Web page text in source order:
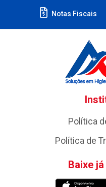
Notas Fiscais
Política
Política de
Baixe